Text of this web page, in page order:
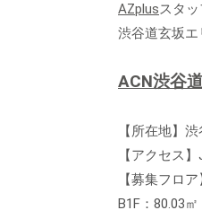
AZplusスタッ
渋谷道玄坂エ
ACN渋谷
【所在地】
【アクセス
【募集フロア
B1F：80.03㎡